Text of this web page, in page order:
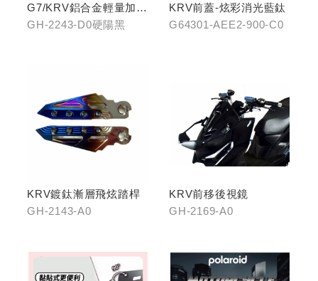
G7/KRV鋁合金輕量加大
齒盤42T-硬陽黑
GH-2243-D0硬陽黑
KRV前蓋-炫彩消光藍鈦
G64301-AEE2-900-C0
KRV鍍鈦漸層飛炫踏桿
GH-2143-A0
KRV前移後視鏡
GH-2169-A0